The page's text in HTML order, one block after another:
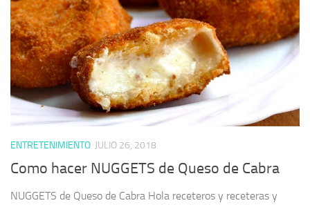
ENTRETENIMIENTO JULIO 26, 2018
Como hacer NUGGETS de Queso de Cabra
NUGGETS de Queso de Cabra Hola receteros y receteras y